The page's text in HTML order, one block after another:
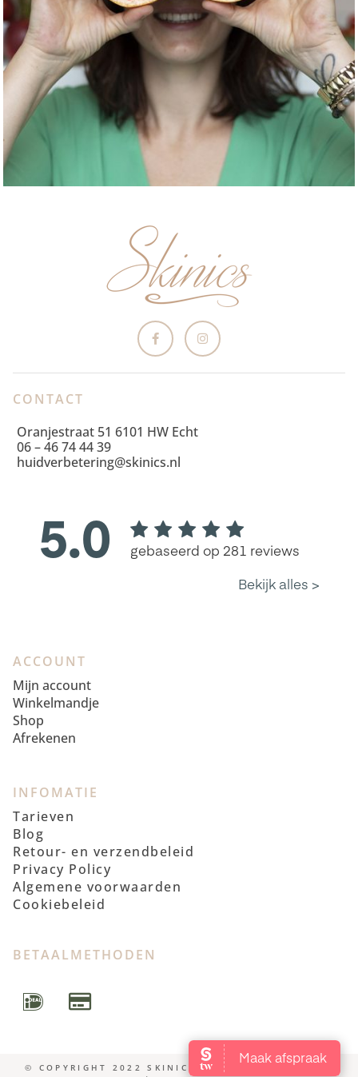
CONTACT
Oranjestraat 51 6101 HW Echt
06 – 46 74 44 39
huidverbetering@skinics.nl
ACCOUNT
Mijn account
Winkelmandje
Shop
Afrekenen
INFOMATIE
Tarieven
Blog
Retour- en verzendbeleid
Privacy Policy
Algemene voorwaarden
Cookiebeleid
BETAALMETHODEN
© COPYRIGHT 2022 SKINICS | FOTOSHOOT WENDY